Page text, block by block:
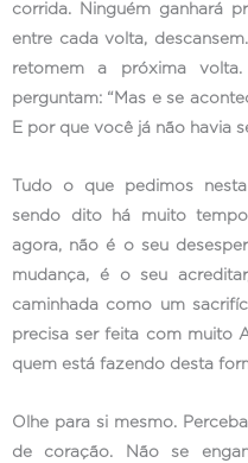
corrida. Ninguém ganhará
entre cada volta,
retomem a próxima
perguntam: “Mas e se
E por que você já não havia
Tudo o que pedimos
sendo dito há muito
agora, não é o seu
mudança, é o seu
caminhada como um
precisa ser feita com muito
quem está fazendo desta
Olhe para si mesmo.
de coração. Não se